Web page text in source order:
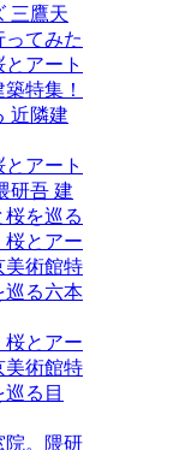
三鷹天
てみた
アート
特集！
近隣建
アート
研吾 建
を巡る
桜とアー
美術館特
巡る六本
桜とアー
美術館特
る目
院。隈研